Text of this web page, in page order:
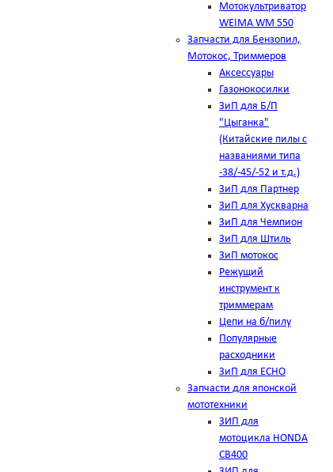
Мотокультриватор
WEIMA WM 550
Запчасти для Бензопил,
Мотокос, Триммеров
Аксессуары
Газонокосилки
ЗиП для Б/П
"Цыганка"
(Китайские пилы с
названиями типа
-38/-45/-52 и т.д.)
ЗиП для Партнер
ЗиП для Хускварна
ЗиП для Чемпион
ЗиП для Штиль
ЗиП мотокос
Режущий
инструмент к
триммерам
Цепи на б/пилу
Популярные
расходники
ЗиП для ЕСНО
Запчасти для японской
мототехники
ЗИП для
мотоцикла HONDA
CB400